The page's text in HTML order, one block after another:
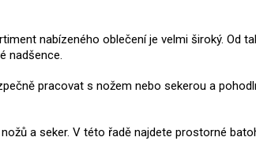
nabízeného oblečení je velmi široký. Od
nadšence.
pracovat s nožem nebo sekerou a
a seker. V této řadě najdete prostorné